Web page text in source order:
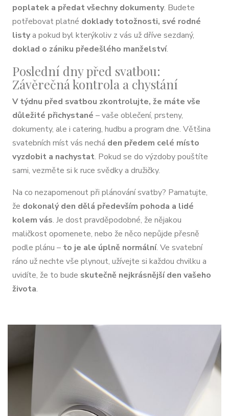
poplatek a předat všechny dokumenty. Budete
potřebovat platné doklady totožnosti, své rodné
listya pokud byl kterýkoliv z vás už dříve sezdaný,
doklad o zániku předešlého manželství.
Poslední dny před svatbou:
Závěrečná kontrola a chystání
V týdnu před svatbou zkontrolujte, že máte vše
důležité přichystané – vaše oblečení, prsteny,
dokumenty, ale i catering, hudbu a program dne. Většina
svatebních míst vás nechá den předem celé místo
vyzdobit a nachystat. Pokud se do výzdoby pouštíte
sami, vezměte si k ruce svědky a družičky.
Na co nezapomenout při plánování svatby? Pamatujte,
že dokonalý den dělá především pohoda a lidé
kolem vás. Je dost pravděpodobné, že nějakou
maličkost opomenete, nebo že něco nepůjde přesně
podle plánu – to je ale úplně normální. Ve svatební
ráno už nechte vše plynout, užívejte si každou chvilku a
uvidíte, že to bude skutečně nejkrásnější den vašeho
života.